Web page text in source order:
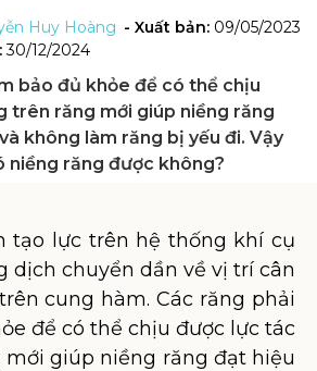
Huy Hoàng - Xuất bản: 09/05/2023
30/12/2024
bảo đủ khỏe để có thể chịu
trên răng mới giúp niềng răng
không làm răng bị yếu đi. Vậy
niềng răng được không?
tạo lực trên hệ thống khí cụ
dịch chuyển dần về vị trí cân
cung hàm. Các răng phải
để có thể chịu được lực tác
giúp niềng răng đạt hiệu